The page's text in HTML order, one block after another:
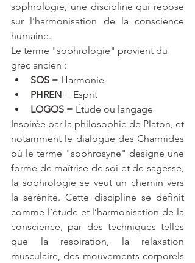
sophrologie, une discipline qui repose
sur l’harmonisation de la conscience
humaine.
Le terme "sophrologie" provient du
grec ancien :
SOS = Harmonie
PHREN = Esprit
LOGOS = Étude ou langage
Inspirée par la philosophie de Platon, et
notamment le dialogue des Charmides
où le terme "sophrosyne" désigne une
forme de maîtrise de soi et de sagesse,
la sophrologie se veut un chemin vers
la sérénité. Cette discipline se définit
comme l’étude et l’harmonisation de la
conscience, par des techniques telles
que la respiration, la relaxation
musculaire, des mouvements corporels